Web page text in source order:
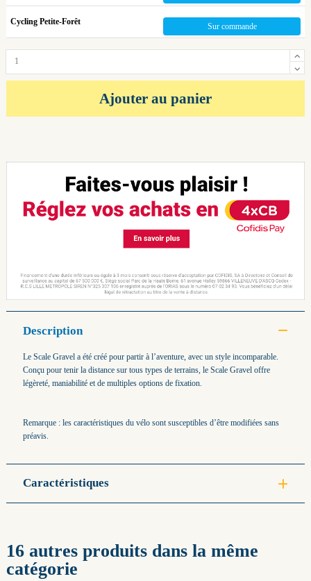
Cycling Petite-Forêt Sur commande
Ajouter au panier
Description
Le Scale Gravel a été créé pour partir à l’aventure, avec un style incomparable.
Conçu pour tenir la distance sur tous types de terrains, le Scale Gravel offre
légèreté, maniabilité et de multiples options de fixation.
Remarque : les caractéristiques du vélo sont susceptibles d’être modifiées sans
préavis.
Caractéristiques
16 autres produits dans la même
catégorie